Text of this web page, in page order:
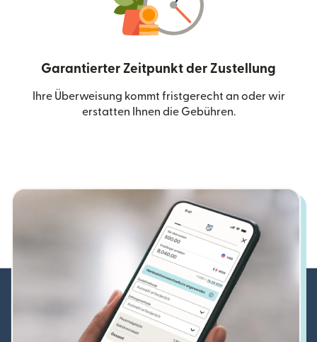
Garantierter Zeitpunkt der Zustellung
Ihre Überweisung kommt fristgerecht an oder wir
erstatten Ihnen die Gebühren.